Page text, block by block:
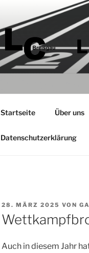
Startseite Über uns
Datenschutzerklärung
VERÖFFENTLICHT
AM
28. MÄRZ 2025 VON
Auch in diesem Jahr